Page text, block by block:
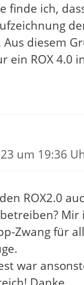
finde ich,
Aus diesem
ein ROX 4.0
um 19:36
ROX2.0
Mir
Zwang für
war